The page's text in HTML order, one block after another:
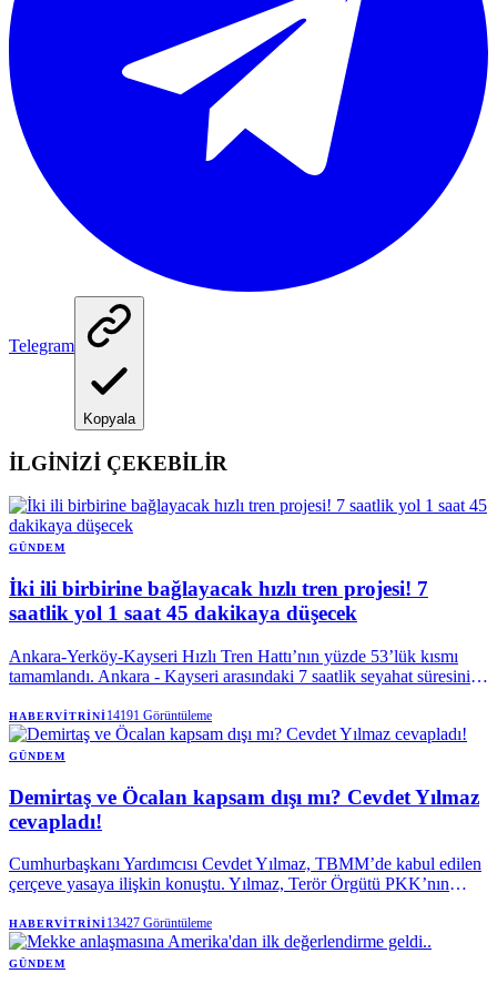
Telegram
Kopyala
İLGİNİZİ ÇEKEBİLİR
GÜNDEM
İki ili birbirine bağlayacak hızlı tren projesi! 7
saatlik yol 1 saat 45 dakikaya düşecek
Ankara-Yerköy-Kayseri Hızlı Tren Hattı’nın yüzde 53’lük kısmı
tamamlandı. Ankara - Kayseri arasındaki 7 saatlik seyahat süresini 1
hedefleniyor. Proje tamamlandığında yılda 5,5 milyon yolcu
taşıyacak. Ulaştırma ve Altyapı Bakanı Abdulkadir Uraloğlu, “Bu
büyük proje tamamlandığında yalnızca iki şehri değil Anadolu'nun
olacağız” dedi.
HABERVITRINI14191 Görüntüleme
GÜNDEM
Demirtaş ve Öcalan kapsam dışı mı? Cevdet Yılmaz
cevapladı!
Cumhurbaşkanı Yardımcısı Cevdet Yılmaz, TBMM’de kabul edilen
çerçeve yasaya ilişkin konuştu. Yılmaz, Terör Örgütü PKK’nın
olmadığının altını çizdi. Selahattin Demirtaş'a yönelik bir
düzenlemenin olup olmayacağına yönelik de konuşan Yılmaz
“Düzenleme dediğiniz de belli bir şahsı ilgilendiren bir şey olmaz.
HABERVITRINI13427 Görüntüleme
GÜNDEM